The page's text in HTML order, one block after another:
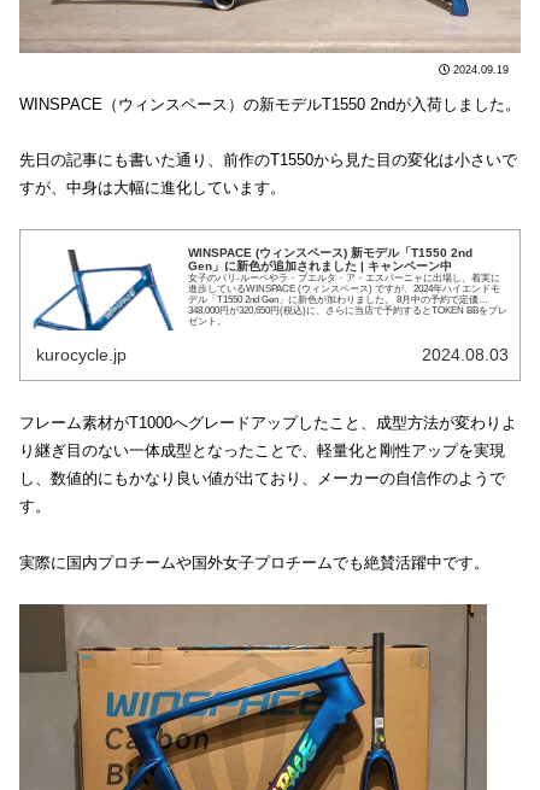
2024.09.19
WINSPACE（ウィンスペース）の新モデルT1550 2ndが入荷しました。
先日の記事にも書いた通り、前作のT1550から見た目の変化は小さいで
すが、中身は大幅に進化しています。
WINSPACE (ウィンスペース) 新モデル「T1550 2nd
Gen」に新色が追加されました | キャンペーン中
女子のパリ-ルーベやラ・ブエルタ・ア・エスパーニャに出場し、着実に
進歩しているWINSPACE (ウィンスペース) ですが、2024年ハイエンドモ
デル「T1550 2nd Gen」に新色が加わりました。 8月中の予約で定価
348,000円が320,650円(税込)に、さらに当店で予約するとTOKEN BBをプレ
ゼント。
kurocycle.jp 2024.08.03
フレーム素材がT1000へグレードアップしたこと、成型方法が変わりよ
り継ぎ目のない一体成型となったことで、軽量化と剛性アップを実現
し、数値的にもかなり良い値が出ており、メーカーの自信作のようで
す。
実際に国内プロチームや国外女子プロチームでも絶賛活躍中です。